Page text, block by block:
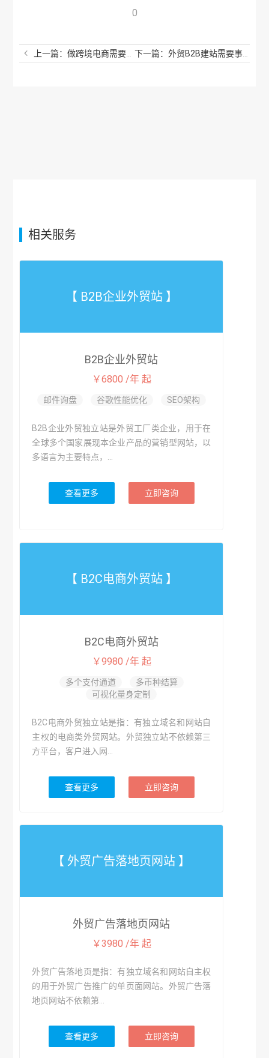
0
上一篇：做跨境电商需要哪些费用？这些你不能不知道
相关服务
【 B2B企业外贸站 】
B2B企业外贸站
￥6800 /年 起
邮件询盘 谷歌性能优化 SEO架构
B2B企业外贸独立站是外贸工厂类企业，用于在
全球多个国家展现本企业产品的营销型网站，以
多语言为主要特点，...
查看更多 立即咨询
【 B2C电商外贸站 】
B2C电商外贸站
￥9980 /年 起
多个支付通道
多币种结算
可视化量身定制
B2C电商外贸独立站是指：有独立域名和网站自
主权的电商类外贸网站。外贸独立站不依赖第三
方平台，客户进入网...
查看更多 立即咨询
【 外贸广告落地页网站 】
外贸广告落地页网站
￥3980 /年 起
外贸广告落地页是指：有独立域名和网站自主权
的用于外贸广告推广的单页面网站。外贸广告落
地页网站不依赖第...
查看更多 立即咨询